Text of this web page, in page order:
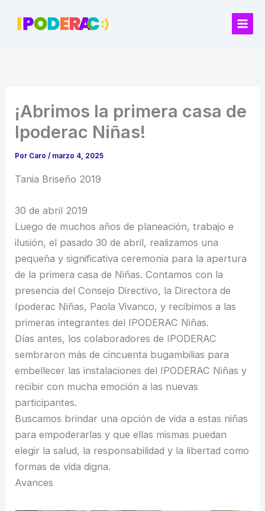
¡Abrimos la primera casa de
Ipoderac Niñas!
Por Caro/ marzo 4, 2025
Tania Briseño 2019
30 de abril 2019
Luego de muchos años de planeación, trabajo e
ilusión, el pasado 30 de abril, realizamos una
pequeña y significativa ceremonia para la apertura
de la primera casa de Niñas. Contamos con la
presencia del Consejo Directivo, la Directora de
Ipoderac Niñas, Paola Vivanco, y recibimos a las
primeras integrantes del IPODERAC Niñas.
Días antes, los colaboradores de IPODERAC
sembraron más de cincuenta bugambilias para
embellecer las instalaciones del IPODERAC Niñas y
recibir con mucha emoción a las nuevas
participantes.
Buscamos brindar una opción de vida a estas niñas
para empoderarlas y que ellas mismas puedan
elegir la salud, la responsabilidad y la libertad como
formas de vida digna.
Avances